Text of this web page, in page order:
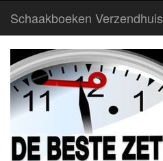
Schaakboeken